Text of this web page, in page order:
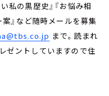
私の黒歴史』『お悩み相
案』など随時メールを募集
まで。読まれ
ゼントしていますので住